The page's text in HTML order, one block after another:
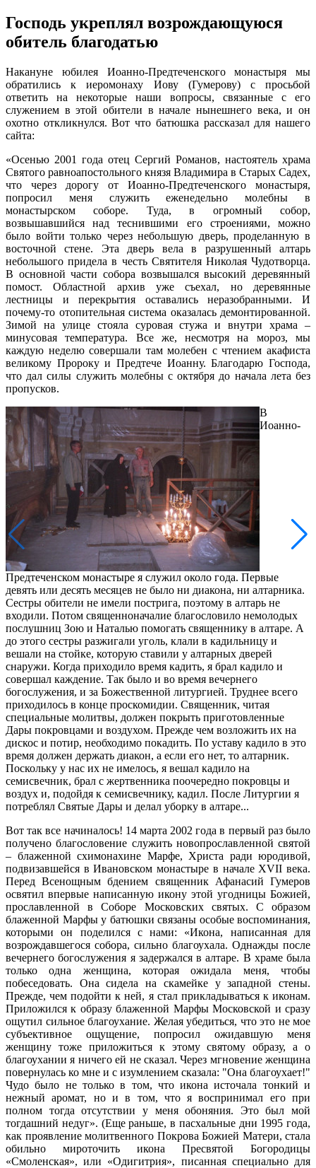
Господь укреплял возрождающуюся
обитель благодатью
Накануне юбилея Иоанно-Предтеченского монастыря мы
обратились к иеромонаху Иову (Гумерову) с просьбой
ответить на некоторые наши вопросы, связанные с его
служением в этой обители в начале нынешнего века, и он
охотно откликнулся. Вот что батюшка рассказал для нашего
сайта:
«Осенью 2001 года отец Сергий Романов, настоятель храма
Святого равноапостольного князя Владимира в Старых Садех,
что через дорогу от Иоанно-Предтеченского монастыря,
попросил меня служить еженедельно молебны в
монастырском соборе. Туда, в огромный собор,
возвышавшийся над теснившими его строениями, можно
было войти только через небольшую дверь, проделанную в
восточной стене. Эта дверь вела в разрушенный алтарь
небольшого придела в честь Святителя Николая Чудотворца.
В основной части собора возвышался высокий деревянный
помост. Областной архив уже съехал, но деревянные
лестницы и перекрытия оставались неразобранными. И
почему-то отопительная система оказалась демонтированной.
Зимой на улице стояла суровая стужа и внутри храма –
минусовая температура. Все же, несмотря на мороз, мы
каждую неделю совершали там молебен с чтением акафиста
великому Пророку и Предтече Иоанну. Благодарю Господа,
что дал силы служить молебны с октября до начала лета без
пропусков.
В
Иоанно-
Предтеченском монастыре я служил около года. Первые
девять или десять месяцев не было ни диакона, ни алтарника.
Сестры обители не имели пострига, поэтому в алтарь не
входили. Потом священноначалие благословило немолодых
послушниц Зою и Наталью помогать священнику в алтаре. А
до этого сестры разжигали уголь, клали в кадильницу и
вешали на стойке, которую ставили у алтарных дверей
снаружи. Когда приходило время кадить, я брал кадило и
совершал каждение. Так было и во время вечернего
богослужения, и за Божественной литургией. Труднее всего
приходилось в конце проскомидии. Священник, читая
специальные молитвы, должен покрыть приготовленные
Дары покровцами и воздухом. Прежде чем возложить их на
дискос и потир, необходимо покадить. По уставу кадило в это
время должен держать диакон, а если его нет, то алтарник.
Поскольку у нас их не имелось, я вешал кадило на
семисвечник, брал с жертвенника поочередно покровцы и
воздух и, подойдя к семисвечнику, кадил. После Литургии я
потреблял Святые Дары и делал уборку в алтаре...
Вот так все начиналось! 14 марта 2002 года в первый раз было
получено благословение служить новопрославленной святой
– блаженной схимонахине Марфе, Христа ради юродивой,
подвизавшейся в Ивановском монастыре в начале XVII века.
Перед Всенощным бдением священник Афанасий Гумеров
освятил впервые написанную икону этой угодницы Божией,
прославленной в Соборе Московских святых. С образом
блаженной Марфы у батюшки связаны особые воспоминания,
которыми он поделился с нами: «Икона, написанная для
возрождавшегося собора, сильно благоухала. Однажды после
вечернего богослужения я задержался в алтаре. В храме была
только одна женщина, которая ожидала меня, чтобы
побеседовать. Она сидела на скамейке у западной стены.
Прежде, чем подойти к ней, я стал прикладываться к иконам.
Приложился к образу блаженной Марфы Московской и сразу
ощутил сильное благоухание. Желая убедиться, что это не мое
субъективное ощущение, попросил ожидавшую меня
женщину тоже приложиться к этому святому образу, а о
благоухании я ничего ей не сказал. Через мгновение женщина
повернулась ко мне и с изумлением сказала: "Она благоухает!"
Чудо было не только в том, что икона источала тонкий и
нежный аромат, но и в том, что я воспринимал его при
полном тогда отсутствии у меня обоняния. Это был мой
тогдашний недуг». (Еще раньше, в пасхальные дни 1995 года,
как проявление молитвенного Покрова Божией Матери, стала
обильно мироточить икона Пресвятой Богородицы
«Смоленская», или «Одигитрия», писанная специально для